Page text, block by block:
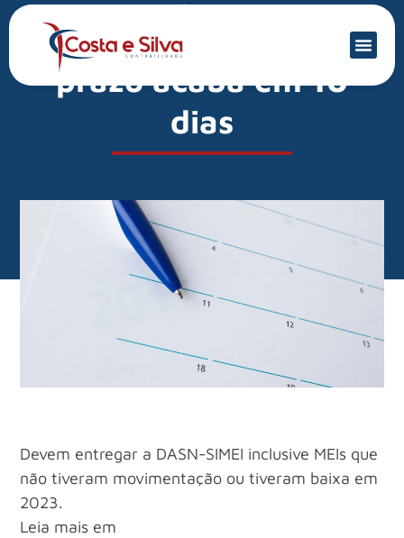
Mercado Financeiro
DASN-SIMEI 2024:
prazo acaba em 10
dias
Devem entregar a DASN-SIMEI inclusive MEIs que
não tiveram movimentação ou tiveram baixa em
2023.
Leia mais em